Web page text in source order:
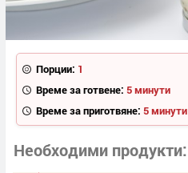
Порции: 1
Време за готвене: 5 минути
Време за приготвяне: 5 минути
Необходими продукти